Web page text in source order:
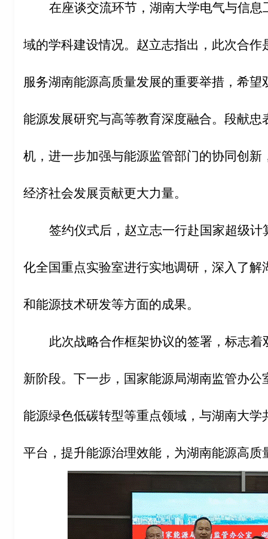
在座谈交流环节，湖南大学电气与信
域的学科建设情况。赵立志指出，此次合
服务湖南能源高质量发展的重要举措，希
能源发展研究与高等教育深度融合。段献忠
机，进一步加强与能源监管部门的协同创
经济社会发展贡献更大力量。
签约仪式后，赵立志一行赴国家超级
化全国重点实验室进行实地调研，深入了
和能源技术研发等方面的成果。
此次战略合作框架协议的签署，标志
新阶段。下一步，国家能源局湖南监管办
能源绿色低碳转型等重点领域，与湖南大
平台，提升能源治理效能，为湖南能源高质